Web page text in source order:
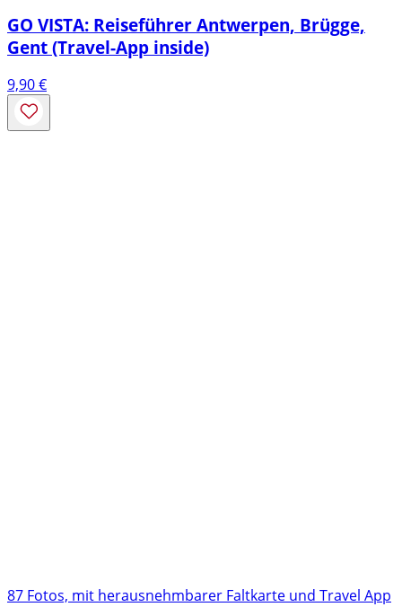
GO VISTA: Reiseführer Antwerpen, Brügge,
Gent (Travel-App inside)
9,90€
87 Fotos, mit herausnehmbarer Faltkarte und Travel App